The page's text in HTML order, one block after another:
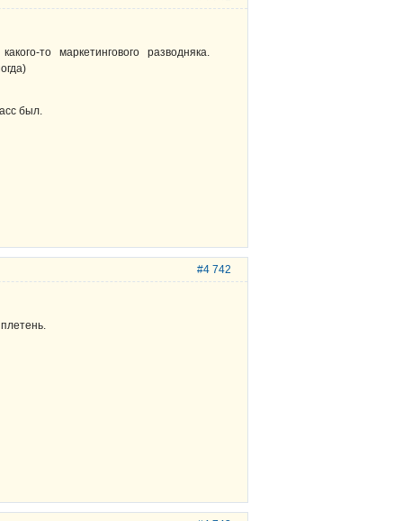
то маркетингового разводняка.
был.
#4 742